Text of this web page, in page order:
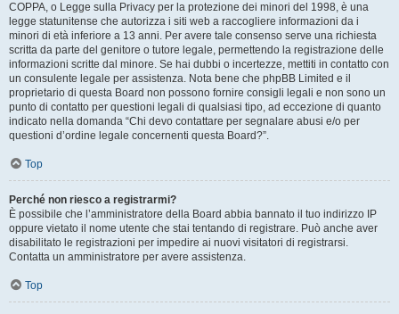
COPPA, o Legge sulla Privacy per la protezione dei minori del 1998, è una
legge statunitense che autorizza i siti web a raccogliere informazioni da i
minori di età inferiore a 13 anni. Per avere tale consenso serve una richiesta
scritta da parte del genitore o tutore legale, permettendo la registrazione delle
informazioni scritte dal minore. Se hai dubbi o incertezze, mettiti in contatto con
un consulente legale per assistenza. Nota bene che phpBB Limited e il
proprietario di questa Board non possono fornire consigli legali e non sono un
punto di contatto per questioni legali di qualsiasi tipo, ad eccezione di quanto
indicato nella domanda “Chi devo contattare per segnalare abusi e/o per
questioni d’ordine legale concernenti questa Board?”.
Top
Perché non riesco a registrarmi?
È possibile che l’amministratore della Board abbia bannato il tuo indirizzo IP
oppure vietato il nome utente che stai tentando di registrare. Può anche aver
disabilitato le registrazioni per impedire ai nuovi visitatori di registrarsi.
Contatta un amministratore per avere assistenza.
Top